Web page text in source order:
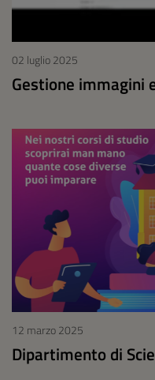
02 luglio 2025
Gestione immagini
12 marzo 2025
Dipartimento di